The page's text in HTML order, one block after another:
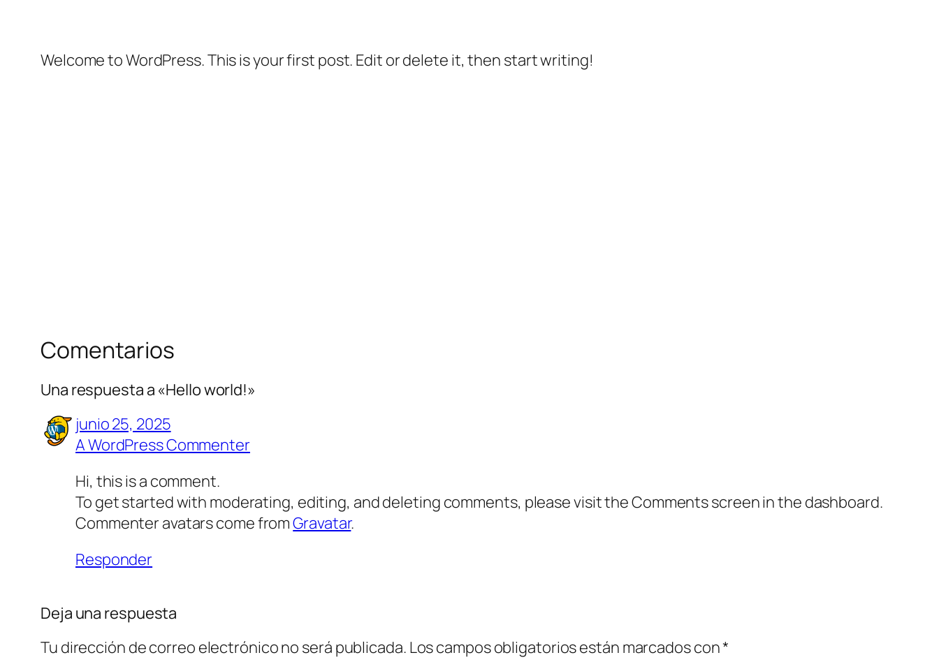
Welcome to WordPress. This is your first post. Edit or delete it, then start writing!
Comentarios
Una respuesta a «Hello world!»
junio 25, 2025
A WordPress Commenter
Hi, this is a comment.
To get started with moderating, editing, and deleting comments, please visit the Comments screen in the dashboard.
Commenter avatars come fromGravatar.
Responder
Deja una respuesta
Tu dirección de correo electrónico no será publicada. Los campos obligatorios están marcados con*